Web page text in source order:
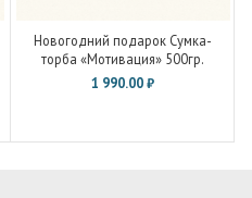
Новогодний подарок Сумка-
торба «Мотивация» 500гр.
1 990.00₽